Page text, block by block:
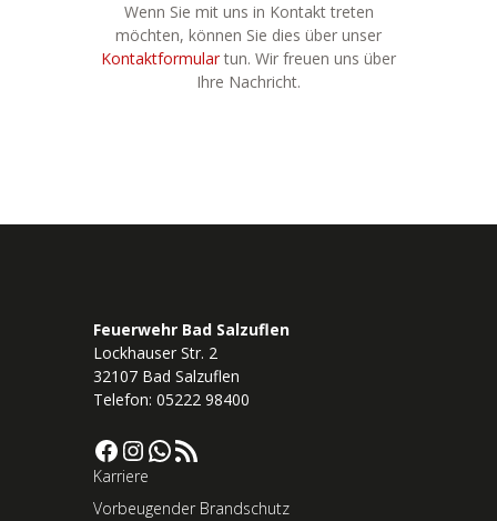
Wenn Sie mit uns in Kontakt treten
möchten, können Sie dies über unser
Kontaktformulartun. Wir freuen uns über
Ihre Nachricht.
Feuerwehr Bad Salzuflen
Lockhauser Str. 2
32107 Bad Salzuflen
Telefon: 05222 98400
Facebook InstagramWhatsApp RSS-Feed
Karriere
Vorbeugender Brandschutz